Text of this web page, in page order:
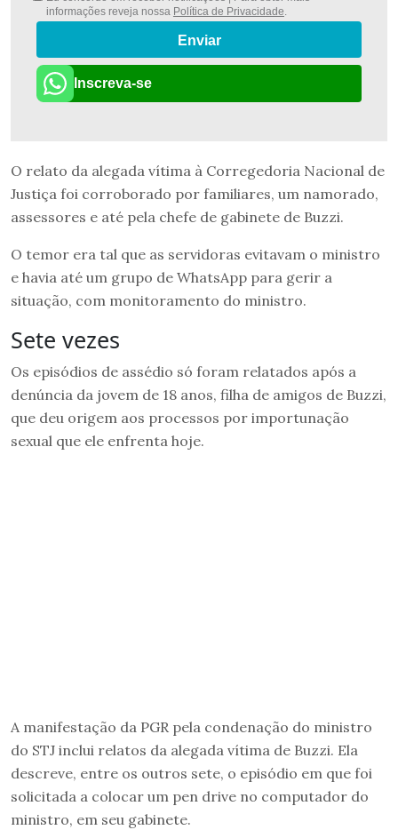
informações reveja nossa Política de Privacidade
Enviar
Inscreva-se
O relato da alegada vítima à Corregedoria Nacional de
Justiça foi corroborado por familiares, um namorado,
assessores e até pela chefe de gabinete de Buzzi.
O temor era tal que as servidoras evitavam o ministro
e havia até um grupo de WhatsApp para gerir a
situação, com monitoramento do ministro.
Sete vezes
Os episódios de assédio só foram relatados após a
denúncia da jovem de 18 anos, filha de amigos de Buzzi,
que deu origem aos processos por importunação
sexual que ele enfrenta hoje.
A manifestação da PGR pela condenação do ministro
do STJ inclui relatos da alegada vítima de Buzzi. Ela
descreve, entre os outros sete, o episódio em que foi
solicitada a colocar um pen drive no computador do
ministro, em seu gabinete.